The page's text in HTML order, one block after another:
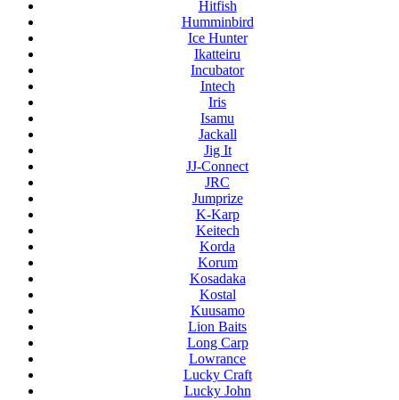
Hitfish
Humminbird
Ice Hunter
Ikatteiru
Incubator
Intech
Iris
Isamu
Jackall
Jig It
JJ-Connect
JRC
Jumprize
K-Karp
Keitech
Korda
Korum
Kosadaka
Kostal
Kuusamo
Lion Baits
Long Carp
Lowrance
Lucky Craft
Lucky John